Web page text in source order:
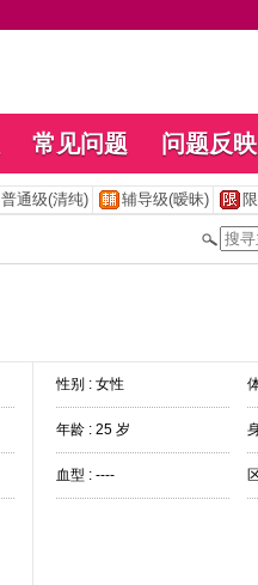
常见问题 问题反映
普通级(清纯) 辅导级(暧昧)
性别 : 女性
年龄 : 25 岁
血型 : ----